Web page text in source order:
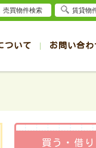
帯広の1DK～1LDK賃貸
帯広の2K～2LDK賃貸
旭川の1DK～1LDK賃貸
旭川の2K～2LDK賃貸
ついて お問い合わ
買う・借り
売買物件検索 賃貸物